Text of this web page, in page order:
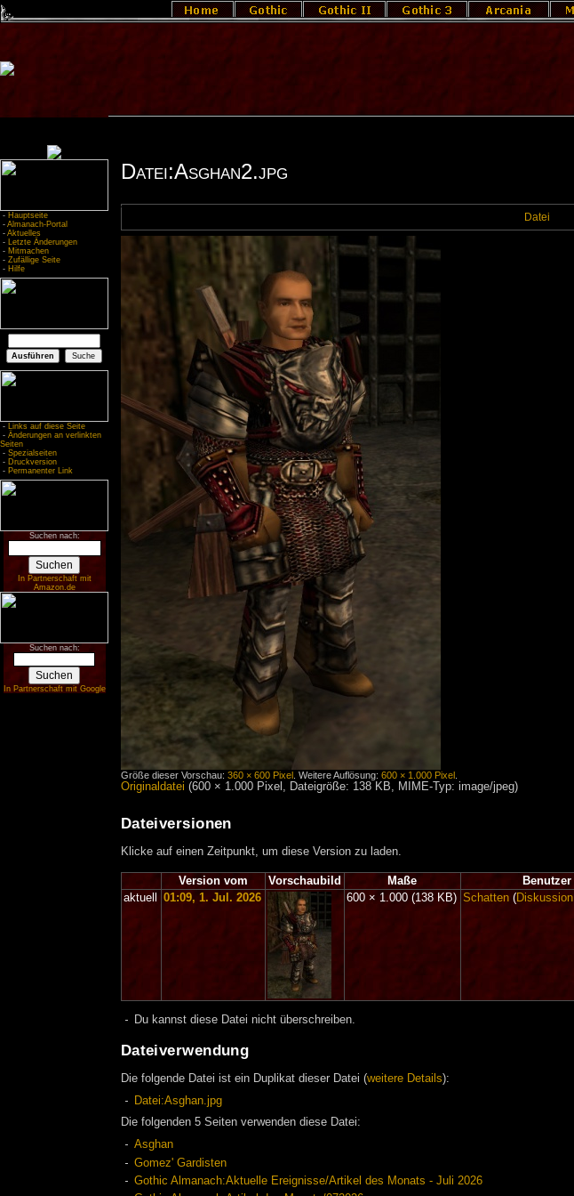
- Hauptseite
- Almanach-Portal
- Aktuelles
- Letzte Änderungen
- Mitmachen
- Zufällige Seite
- Hilfe
- Links auf diese Seite
- Änderungen an verlinkten
Seiten
- Spezialseiten
- Druckversion
- Permanenter Link
Suchen nach:
In Partnerschaft mit
Amazon.de
Suchen nach:
In Partnerschaft mit Google
Datei:Asghan2.jpg
Datei
Größe dieser Vorschau: 360 × 600 Pixel. Weitere Auflösung: 600 × 1.000 Pixel.
Originaldatei (600 × 1.000 Pixel, Dateigröße: 138 KB, MIME-Typ: image/jpeg)
Dateiversionen
Klicke auf einen Zeitpunkt, um diese Version zu laden.
Version vom Vorschaubild Maße Benutzer
aktuell
01:09, 1. Jul. 2026 600 × 1.000(138 KB) Schatten (Diskussion
Du kannst diese Datei nicht überschreiben.
Dateiverwendung
Die folgende Datei ist ein Duplikat dieser Datei (weitere Details):
Datei:Asghan.jpg
Die folgenden 5 Seiten verwenden diese Datei:
Asghan
Gomez' Gardisten
Gothic Almanach:Aktuelle Ereignisse/Artikel des Monats - Juli 2026